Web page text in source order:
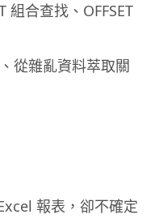
組合查找、OFFSET
從雜亂資料萃取關
報表，卻不確定